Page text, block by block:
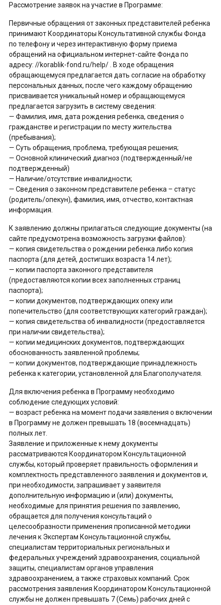
Рассмотрение заявок на участие в Программе:
Первичные обращения от законных представителей ребенка
принимают Координаторы Консультативной службы Фонда
по телефону и через интерактивную форму приема
обращений на официальном интернет-сайте Фонда по
адресу: //korablik-fond.ru/help/ . В ходе обращения
обращающемуся предлагается дать согласие на обработку
персональных данных, после чего каждому обращению
присваивается уникальный номер и обращающемуся
предлагается загрузить в систему сведения:
— Фамилия, имя, дата рождения ребенка, сведения о
гражданстве и регистрации по месту жительства
(пребывания);
— Суть обращения, проблема, требующая решения;
— Основной клинический диагноз (подтвержденный/не
подтвержденный)
— Наличие/отсутствие инвалидности;
— Сведения о законном представителе ребенка – статус
(родитель/опекун), фамилия, имя, отчество, контактная
информация.
К заявлению должны прилагаться следующие документы (на
сайте предусмотрена возможность загрузки файлов):
— копия свидетельства о рождении ребенка либо копия
паспорта (для детей, достигших возраста 14 лет);
— копии паспорта законного представителя
(предоставляются копии всех заполненных страниц
паспорта);
— копии документов, подтверждающих опеку или
попечительство (для соответствующих категорий граждан);
— копия свидетельства об инвалидности (предоставляется
при наличии свидетельства);
— копии медицинских документов, подтверждающих
обоснованность заявленной проблемы;
— копии документов, подтверждающие принадлежность
ребенка к категории, установленной для Благополучателя.
Для включения ребенка в Программу необходимо
соблюдение следующих условий:
— возраст ребенка на момент подачи заявления о включении
в Программу не должен превышать 18 (восемнадцать)
полных лет.
Заявление и приложенные к нему документы
рассматриваются Координатором Консультационной
службы, который проверяет правильность оформления и
комплектность представленного заявления и документов и,
при необходимости, запрашивает у заявителя
дополнительную информацию и (или) документы,
необходимые для принятия решения по заявлению,
обращается для получения консультаций о
целесообразности применения прописанной методики
лечения к Экспертам Консультационной службы,
специалистам территориальных региональных и
федеральных учреждений здравоохранения, социальной
защиты, специалистам органов управления
здравоохранением, а также страховых компаний. Срок
рассмотрения заявления Координатором Консультационной
службы не должен превышать 7 (Семь) рабочих дней с